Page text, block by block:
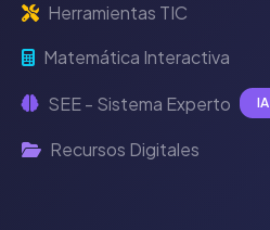
Herramientas TIC
Matemática Interactiva
SEE - Sistema Experto IA
Recursos Digitales